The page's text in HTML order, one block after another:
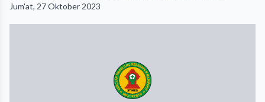
Jum'at, 27 Oktober 2023